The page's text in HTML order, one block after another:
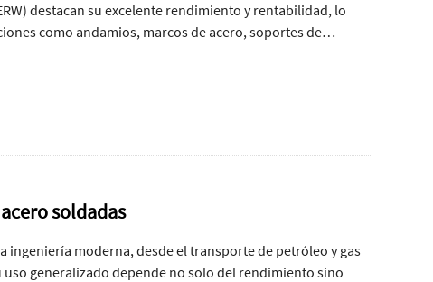
destacan su excelente rendimiento y rentabilidad, lo
como andamios, marcos de acero, soportes de
soldadas
ingeniería moderna, desde el transporte de petróleo y gas
generalizado depende no solo del rendimiento sino